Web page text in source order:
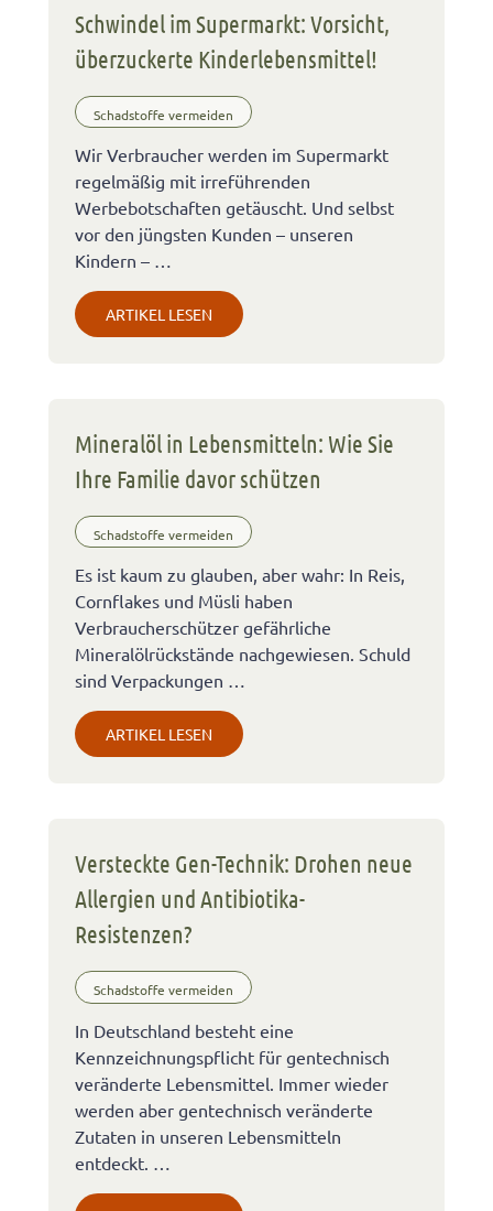
Schwindel im Supermarkt: Vorsicht,
überzuckerte Kinderlebensmittel!
Schadstoffe vermeiden
Wir Verbraucher werden im Supermarkt
regelmäßig mit irreführenden
Werbebotschaften getäuscht. Und selbst
vor den jüngsten Kunden – unseren
Kindern – …
ARTIKEL LESEN
Mineralöl in Lebensmitteln: Wie Sie
Ihre Familie davor schützen
Schadstoffe vermeiden
Es ist kaum zu glauben, aber wahr: In Reis,
Cornflakes und Müsli haben
Verbraucherschützer gefährliche
Mineralölrückstände nachgewiesen. Schuld
sind Verpackungen …
ARTIKEL LESEN
Versteckte Gen-Technik: Drohen neue
Allergien und Antibiotika-
Resistenzen?
Schadstoffe vermeiden
In Deutschland besteht eine
Kennzeichnungspflicht für gentechnisch
veränderte Lebensmittel. Immer wieder
werden aber gentechnisch veränderte
Zutaten in unseren Lebensmitteln
entdeckt. …